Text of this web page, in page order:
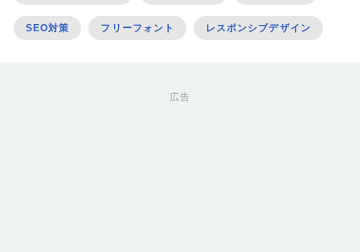
SEO対策 フリーフォント レスポンシブデザイン
広告